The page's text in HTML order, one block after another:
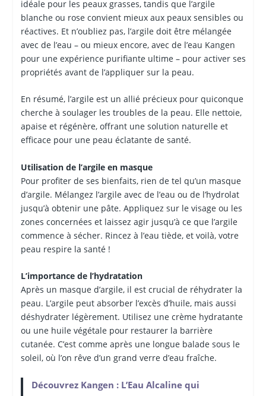
idéale pour les peaux grasses, tandis que l’argile
blanche ou rose convient mieux aux peaux sensibles ou
réactives. Et n’oubliez pas, l’argile doit être mélangée
avec de l’eau – ou mieux encore, avec de l’eau Kangen
pour une expérience purifiante ultime – pour activer ses
propriétés avant de l’appliquer sur la peau.
En résumé, l’argile est un allié précieux pour quiconque
cherche à soulager les troubles de la peau. Elle nettoie,
apaise et régénère, offrant une solution naturelle et
efficace pour une peau éclatante de santé.
Utilisation de l’argile en masque
Pour profiter de ses bienfaits, rien de tel qu’un masque
d’argile. Mélangez l’argile avec de l’eau ou de l’hydrolat
jusqu’à obtenir une pâte. Appliquez sur le visage ou les
zones concernées et laissez agir jusqu’à ce que l’argile
commence à sécher. Rincez à l’eau tiède, et voilà, votre
peau respire la santé !
L’importance de l’hydratation
Après un masque d’argile, il est crucial de réhydrater la
peau. L’argile peut absorber l’excès d’huile, mais aussi
déshydrater légèrement. Utilisez une crème hydratante
ou une huile végétale pour restaurer la barrière
cutanée. C’est comme après une longue balade sous le
soleil, où l’on rêve d’un grand verre d’eau fraîche.
Découvrez Kangen : L’Eau Alcaline qui